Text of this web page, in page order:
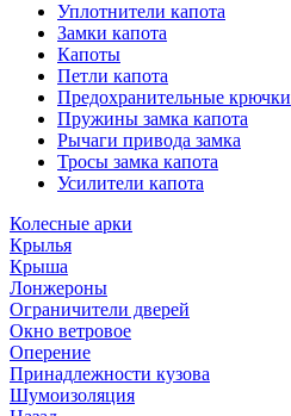
Уплотнители капота
Замки капота
Капоты
Петли капота
Предохранительные крючки
Пружины замка капота
Рычаги привода замка
Тросы замка капота
Усилители капота
Колесные арки
Крылья
Крыша
Лонжероны
Ограничители дверей
Окно ветровое
Оперение
Принадлежности кузова
Шумоизоляция